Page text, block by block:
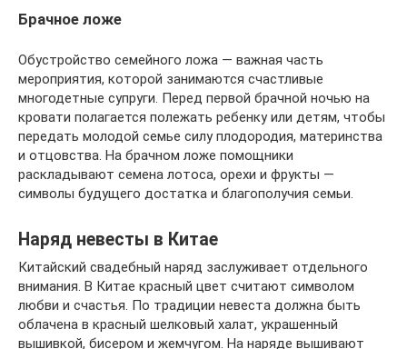
Брачное ложе
Обустройство семейного ложа — важная часть
мероприятия, которой занимаются счастливые
многодетные супруги. Перед первой брачной ночью на
кровати полагается полежать ребенку или детям, чтобы
передать молодой семье силу плодородия, материнства
и отцовства. На брачном ложе помощники
раскладывают семена лотоса, орехи и фрукты —
символы будущего достатка и благополучия семьи.
Наряд невесты в Китае
Китайский свадебный наряд заслуживает отдельного
внимания. В Китае красный цвет считают символом
любви и счастья. По традиции невеста должна быть
облачена в красный шелковый халат, украшенный
вышивкой, бисером и жемчугом. На наряде вышивают